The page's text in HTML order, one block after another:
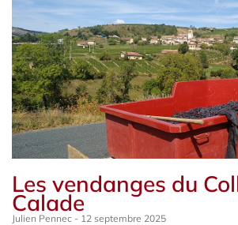
Les vendanges du
Calade
Julien Pennec 12 septembre 2025